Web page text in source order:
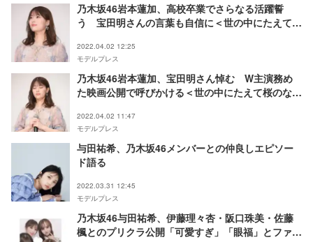
乃木坂46岩本蓮加、高校卒業でさらなる活躍誓
う 宝田明さんの言葉も自信に＜世の中にたえて桜
2022.04.02 12:25
モデルプレス
乃木坂46岩本蓮加、宝田明さん悼む W主演務め
た映画公開で呼びかける＜世の中にたえて桜のなか
2022.04.02 11:47
モデルプレス
与田祐希、乃木坂46メンバーとの仲良しエピソー
ド語る
2022.03.31 12:45
モデルプレス
乃木坂46与田祐希、伊藤理々杏・阪口珠美・佐藤
楓とのプリクラ公開「可愛すぎ」「眼福」とファン